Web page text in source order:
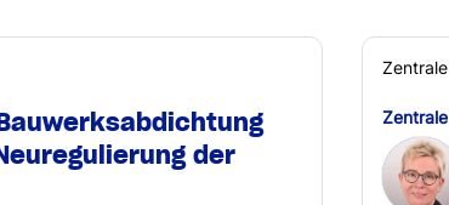
der
Zentrale
Zentrale